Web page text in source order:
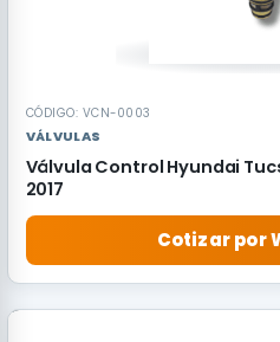
CÓDIGO: VCN-0003
VÁLVULAS
Válvula Control Hyundai
2017
Cotizar por